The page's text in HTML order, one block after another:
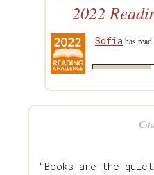
2022
Sofiahas
“Books are the